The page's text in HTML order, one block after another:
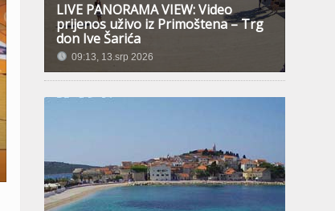
LIVE PANORAMA VIEW: Video
prijenos uživo iz Primoštena – Trg
don Ive Šarića
09:13, 13.srp 2026